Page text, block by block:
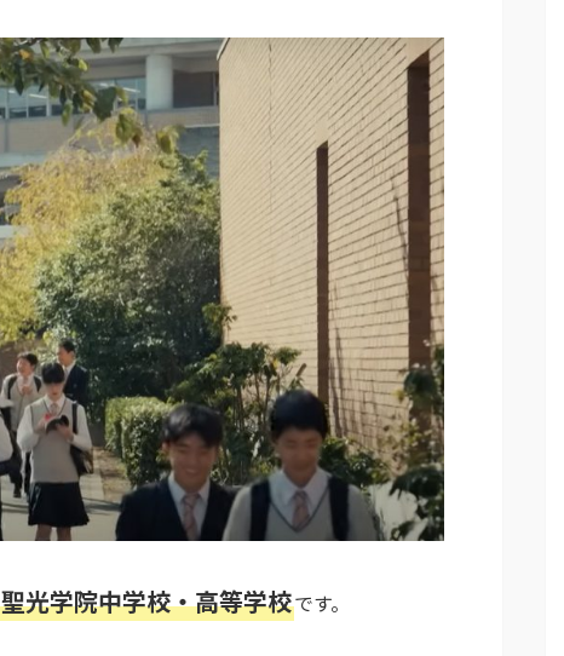
聖光学院中学校・高等学校です。